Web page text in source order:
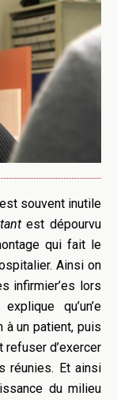
souvent inutile
est dépourvu
qui fait le
Ainsi on
infirmier’es lors
qu’un’e
à un patient, puis
refuser d’exercer
réunies. Et ainsi
du milieu